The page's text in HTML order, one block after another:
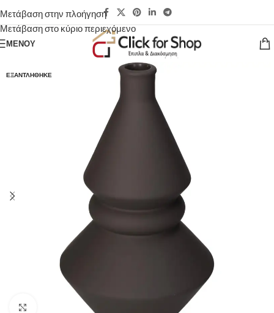
Μετάβαση στην πλοήγηση
Μετάβαση στο κύριο περιεχόμενο
ΜΕΝΟΎ
ΕΞΑΝΤΛΉΘΗΚΕ
Κάντε κλικ για μεγέθυνση